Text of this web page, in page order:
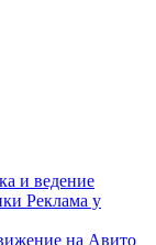
и ведение
Реклама у
на Авито